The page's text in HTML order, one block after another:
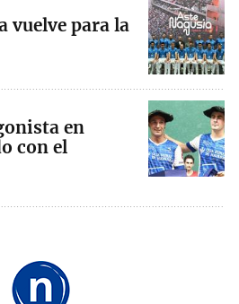
vuelve para la
en
con el